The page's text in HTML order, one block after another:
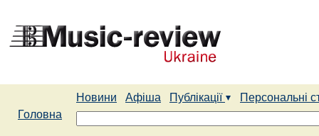
Новини Афіша Публікації
Персональні
Головна